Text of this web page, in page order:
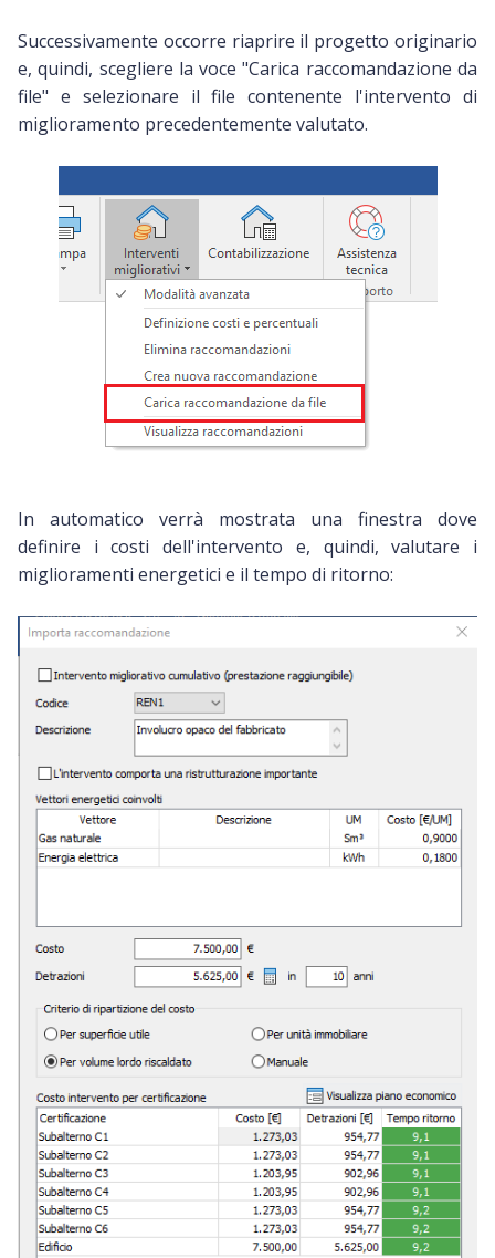
Successivamente occorre riaprire il progetto originario
e, quindi, scegliere la voce "Carica raccomandazione da
file" e selezionare il file contenente l'intervento di
miglioramento precedentemente valutato.
In automatico verrà mostrata una finestra dove
definire i costi dell'intervento e, quindi, valutare i
miglioramenti energetici e il tempo di ritorno: